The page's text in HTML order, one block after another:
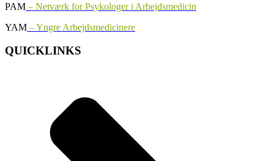
PAM – Netværk for Psykologer i Arbejdsmedicin
YAM – Yngre Arbejdsmedicinere
QUICKLINKS